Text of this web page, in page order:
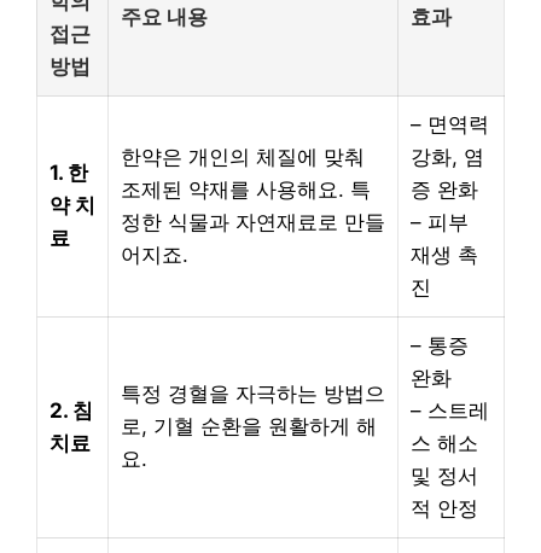
접근
방법
주요 내용 효과
1. 한
약 치
료
한약은 개인의 체질에 맞춰
조제된 약재를 사용해요. 특
정한 식물과 자연재료로 만들
어지죠.
– 면역력
강화, 염
증 완화
– 피부
재생 촉
진
2. 침
치료
특정 경혈을 자극하는 방법으
로, 기혈 순환을 원활하게 해
요.
– 통증
완화
– 스트레
스 해소
및 정서
적 안정